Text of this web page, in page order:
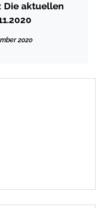
Die aktuellen
2020